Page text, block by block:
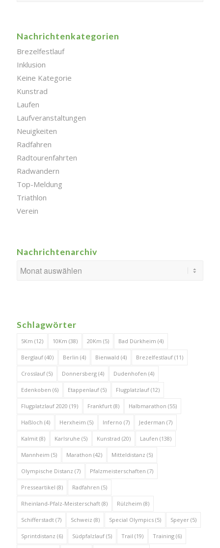
Nachrichtenkategorien
Brezelfestlauf
Inklusion
Keine Kategorie
Kunstrad
Laufen
Laufveranstaltungen
Neuigkeiten
Radfahren
Radtourenfahrten
Radwandern
Top-Meldung
Triathlon
Verein
Nachrichtenarchiv
Schlagwörter
5Km (12) 10Km (38) 20Km (5) Bad Dürkheim (4)
Berglauf(40) Berlin (4) Bienwald (4) Brezelfestlauf(11)
Crosslauf(5) Donnersberg(4) Dudenhofen (4)
Edenkoben (6) Etappenlauf(5) Flugplatzlauf(12)
Flugplatzlauf 2020 (19) Frankfurt(8) Halbmarathon (55)
Haßloch (4) Herxheim (5) Inferno (7) Jederman (7)
Kalmit(8) Karlsruhe (5) Kunstrad (20) Laufen (138)
Mannheim (5) Marathon (42) Mitteldistanz (5)
Olympische Distanz (7) Pfalzmeisterschaften (7)
Presseartikel (8) Radfahren (5)
Rheinland-Pfalz-Meisterschaft(8) Rülzheim (8)
Schifferstadt(7) Schweiz (8) Special Olympics(5) Speyer(5)
Sprintdistanz (6) Südpfalzlauf(5) Trail (19) Training(6)